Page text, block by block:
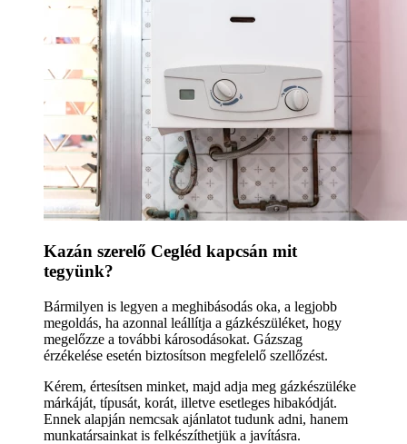
Kazán szerelő Cegléd kapcsán mit
tegyünk?
Bármilyen is legyen a meghibásodás oka, a legjobb
megoldás, ha azonnal leállítja a gázkészüléket, hogy
megelőzze a további károsodásokat. Gázszag
érzékelése esetén biztosítson megfelelő szellőzést.
Kérem, értesítsen minket, majd adja meg gázkészüléke
márkáját, típusát, korát, illetve esetleges hibakódját.
Ennek alapján nemcsak ajánlatot tudunk adni, hanem
munkatársainkat is felkészíthetjük a javításra.